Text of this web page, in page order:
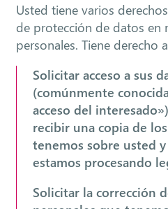
Usted tiene varios
de protección de datos en
personales. Tiene derecho
Solicitar acceso a sus
(comúnmente
acceso del
recibir una copia de
tenemos sobre usted
estamos procesando
Solicitar la corrección